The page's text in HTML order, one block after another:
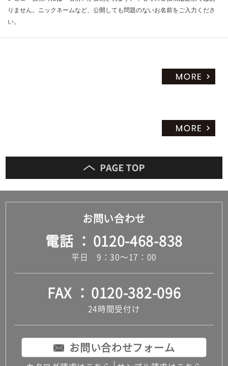
りません。ニックネームなど、公開しても問題のないお名前をご入力くださ
い。
お問い合わせ
電話 0120-468-838
平日 9：30～17：00
FAX 0120-382-096
24時間受付け
お問い合わせフォーム